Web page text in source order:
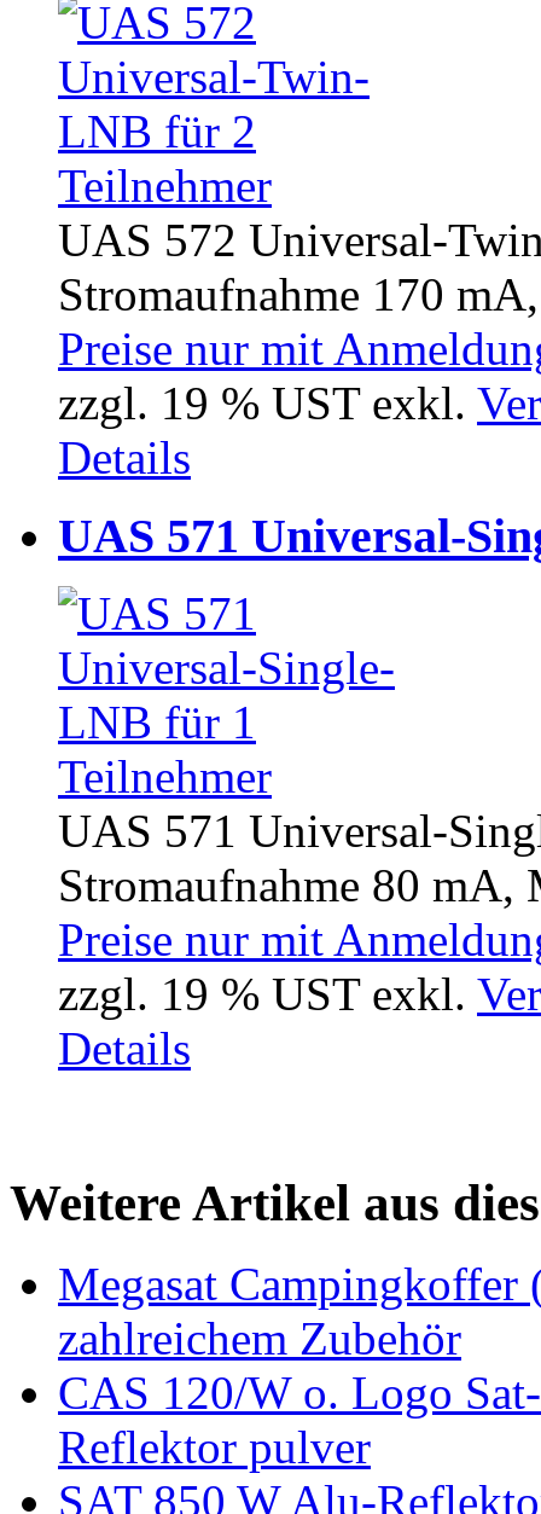
UAS 572 Universal-
Stromaufnahme 170
Preise nur mit
zzgl. 19 % UST exkl.
Details
UAS 571 Universal-
UAS 571 Universal-
Stromaufnahme 80 mA,
Preise nur mit
zzgl. 19 % UST exkl.
Details
Weitere Artikel aus
Megasat
zahlreichem Zubehör
CAS 120/W o. Logo
Reflektor pulver
SAT 850 W Alu-